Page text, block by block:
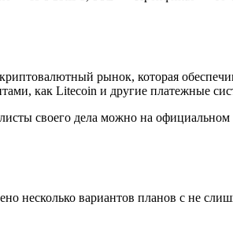
рынок, которая
как Litecoin и другие платежные
своего дела можно на
несколько вариантов планов с не